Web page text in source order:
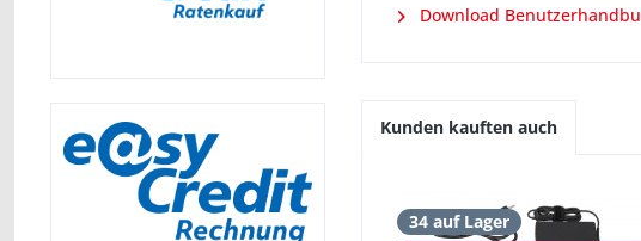
Download
Kunden kauften auch
34 auf Lager